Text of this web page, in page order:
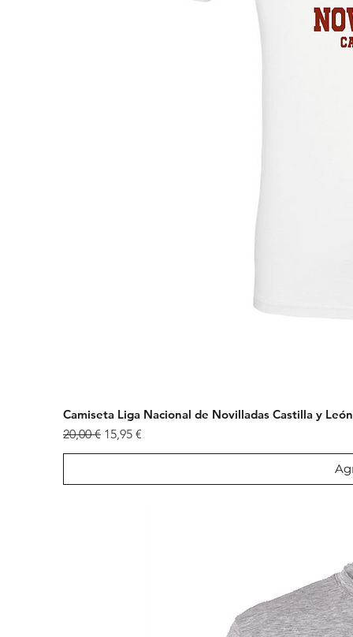
Camiseta Liga Nacional de Novilladas Castilla y
Precio
20,00 € Precio de oferta
15,95 €